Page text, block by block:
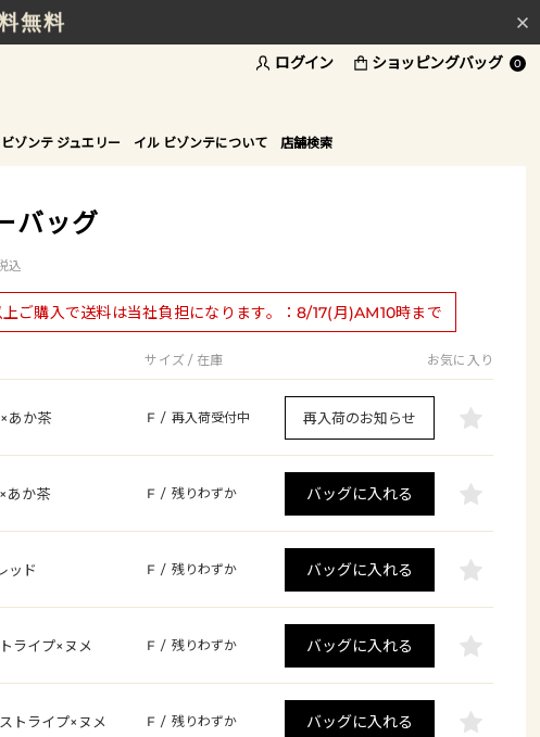
無料
イド
ログイン ショッピングバッグ 0
ゾンテ ジュエリー イル ビゾンテについて 店舗検索
バッグ
込
ご購入で送料は当社負担になります。：8/17(月)AM10時まで
サイズ / 在庫 お気に入り
あか茶 F / 再入荷受付中 再入荷のお知らせ
あか茶 F / 残りわずか バッグに入れる
ッド F / 残りわずか バッグに入れる
ライプ×ヌメ F / 残りわずか バッグに入れる
トライプ×ヌメ F / 残りわずか バッグに入れる